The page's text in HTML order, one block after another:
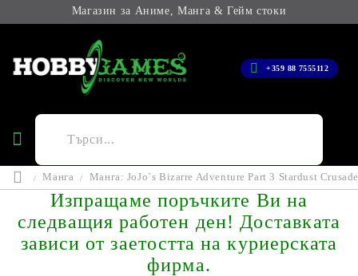
Магазин за Аниме, Манга & Гейм стоки
+359 88 7555112
Манга Манга: JoJo`s Bizarre Adventure Part 3 Stardust
Изпращаме поръчките Ви на
следващия работен ден! Доставката
зависи от заетостта на куриерската
фирма.